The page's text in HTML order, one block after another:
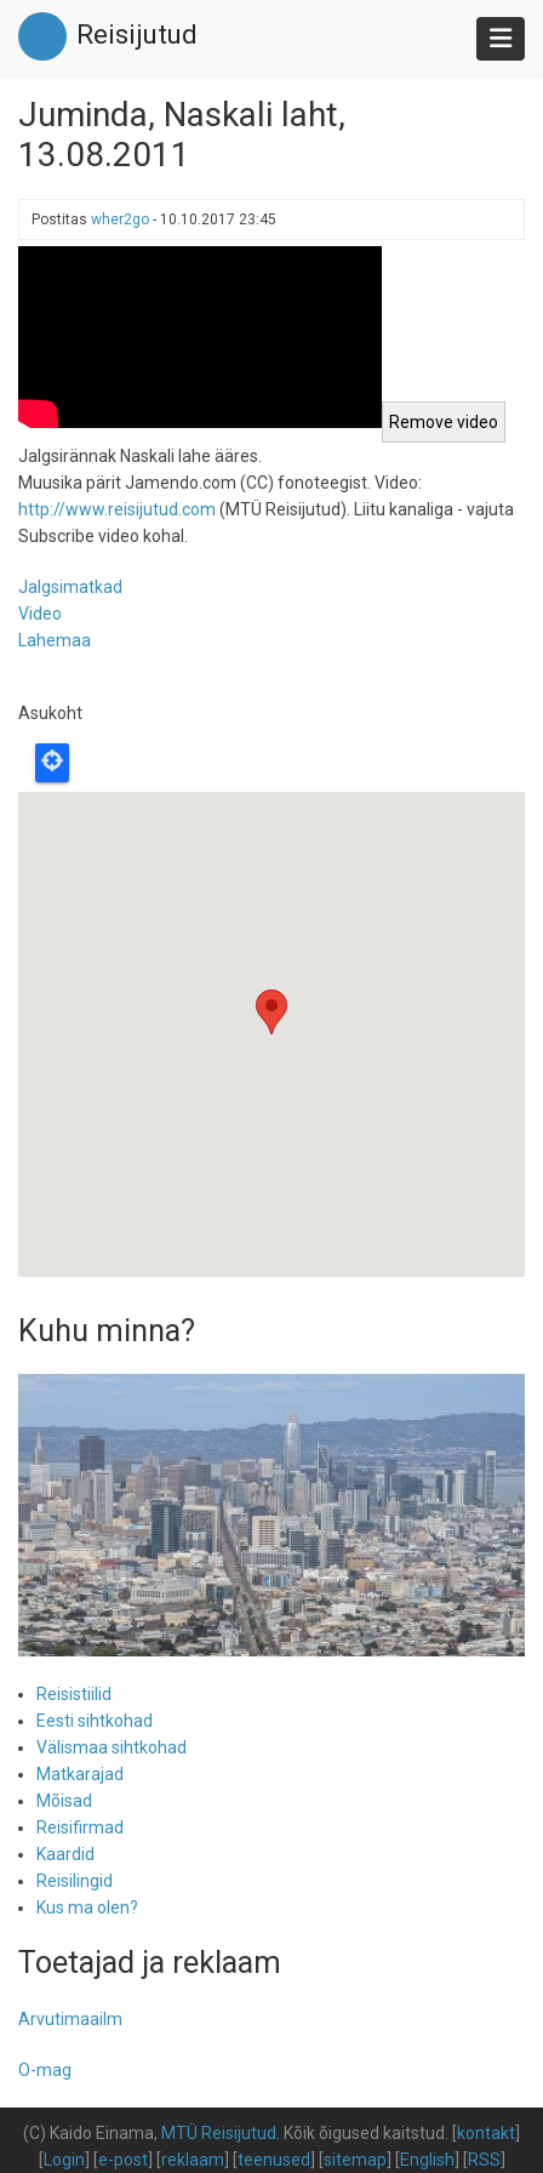
Liigu
edasi
põhisisu
Reisijutud
Juminda, Naskali laht,
13.08.2011
Postitas wher2go - 10.10.2017 23:45
Jalgsirännak Naskali lahe ääres.
Muusika pärit Jamendo.com (CC) fonoteegist. Video:
http://www.reisijutud.com (MTÜ Reisijutud). Liitu kanaliga - vajuta
Subscribe video kohal.
Jalgsimatkad
Video
Lahemaa
Asukoht
Kuhu minna?
Reisistiilid
Eesti sihtkohad
Välismaa sihtkohad
Matkarajad
Mõisad
Reisifirmad
Kaardid
Reisilingid
Kus ma olen?
Toetajad ja reklaam
Arvutimaailm
O-mag
(C) Kaido Einama, MTÜ Reisijutud Kõik õigused kaitstud kontakt
Login e-post] [ reklaam teenused sitemap English RSS